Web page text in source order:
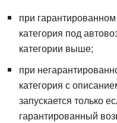
при
категория под
категории выше;
при
категория с
запускается только
гарантированный